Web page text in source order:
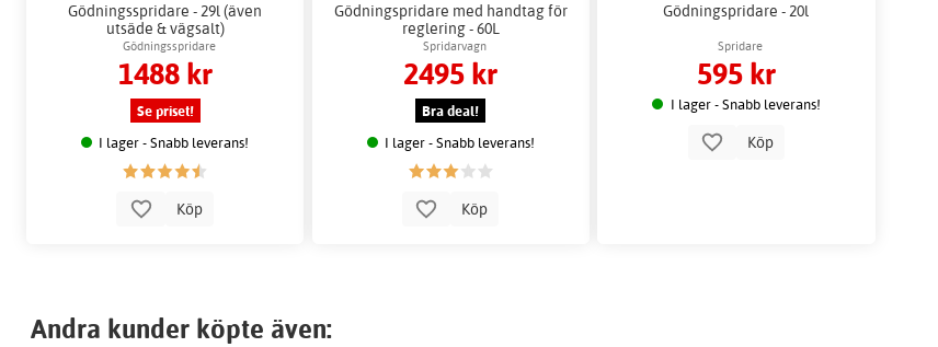
Gödningsspridare - 29l (även
utsäde & vägsalt)
Gödningsspridare
1488 kr
Se priset!
I lager - Snabb leverans!
Köp
Gödningspridare med handtag för
reglering - 60L
Spridarvagn
2495 kr
Bra deal!
I lager - Snabb leverans!
Köp
Gödningspridare - 20l
Spridare
595 kr
I lager - Snabb leverans!
Köp
Andra kunder köpte även: